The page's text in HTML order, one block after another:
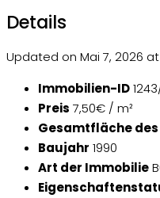
Details
Updated on Mai 7, 2026
Immobilien-ID
Preis 7,50€ / m²
Gesamtfläche
Baujahr 1990
Art der Immobilie